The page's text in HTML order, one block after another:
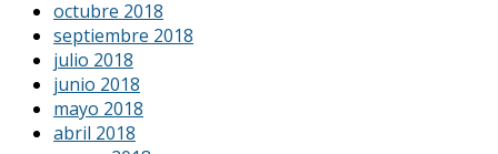
octubre 2018
septiembre 2018
julio 2018
junio 2018
mayo 2018
abril 2018